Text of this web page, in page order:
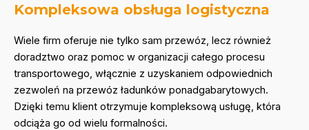
Kompleksowa obsługa logistyczna
Wiele firm oferuje nie tylko sam przewóz, lecz również
doradztwo oraz pomoc w organizacji całego procesu
transportowego, włącznie z uzyskaniem odpowiednich
zezwoleń na przewóz ładunków ponadgabarytowych.
Dzięki temu klient otrzymuje kompleksową usługę, która
odciąża go od wielu formalności.